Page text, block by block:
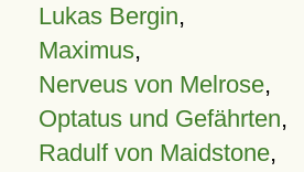
Lukas Bergin,
Maximus,
Nerveus von Melrose,
Optatus und Gefährten,
Radulf von Maidstone,